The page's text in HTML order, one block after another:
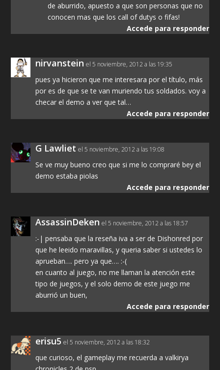
de aburrido, apuesto a que son personas que no
conocen mas que los call of dutys o fifas!
Accede para responder
nirvanstein el 5 noviembre, 2012 a las 19:35
pues ya hicieron que me interesara por el título, más
por es de que se te van muriendo tus soldados. voy a
checar el demo a ver que tal…
Accede para responder
G Lawliet el 5 noviembre, 2012 a las 19:08
Se ve muy bueno creo que si me lo compraré bey el
demo estaba piolas
Accede para responder
AssassinDeken el 5 noviembre, 2012 a las 18:57
:-| pensaba que la reseña iva a ser de Dishonred por
que he leeido maravillas, y queria saber si ustedes lo
aprueban…. pero ya que…. :-(
en cuanto al juego, no me llaman la atención este
tipo de juegos, y el solo demo de este juego me
aburrió un buen,
Accede para responder
erisu5 el 5 noviembre, 2012 a las 18:32
que curioso, el gameplay me recuerda a valkirya